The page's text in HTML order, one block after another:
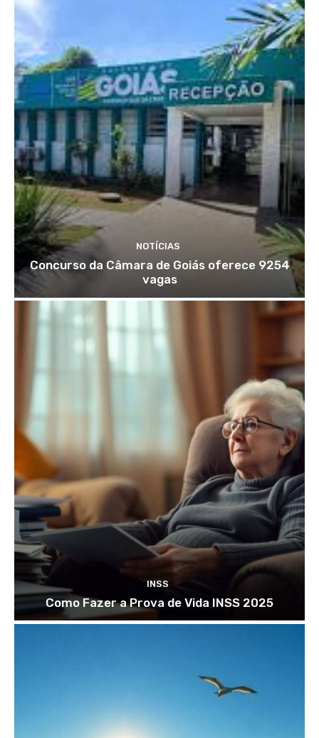
NOTÍCIAS
Concurso da Câmara de Goiás oferece 9254
vagas
INSS
Como Fazer a Prova de Vida INSS 2025